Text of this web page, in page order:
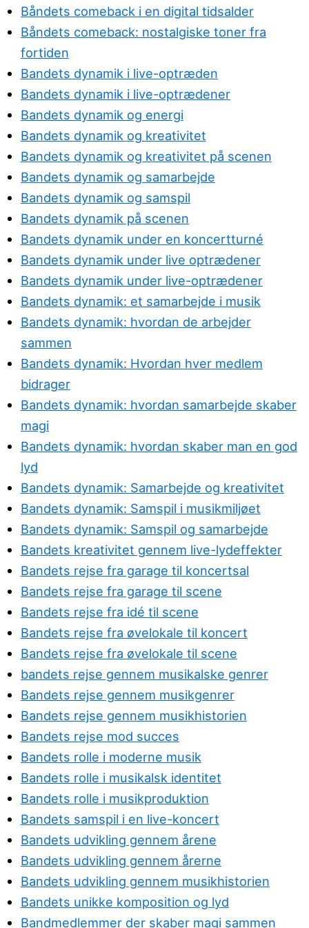
Båndets comeback i en digital tidsalder
Båndets comeback: nostalgiske toner fra
fortiden
Bandets dynamik i live-optræden
Bandets dynamik i live-optrædener
Bandets dynamik og energi
Bandets dynamik og kreativitet
Bandets dynamik og kreativitet på scenen
Bandets dynamik og samarbejde
Bandets dynamik og samspil
Bandets dynamik på scenen
Bandets dynamik under en koncertturné
Bandets dynamik under live optrædener
Bandets dynamik under live-optrædener
Bandets dynamik: et samarbejde i musik
Bandets dynamik: hvordan de arbejder
sammen
Bandets dynamik: Hvordan hver medlem
bidrager
Bandets dynamik: hvordan samarbejde skaber
magi
Bandets dynamik: hvordan skaber man en god
lyd
Bandets dynamik: Samarbejde og kreativitet
Bandets dynamik: Samspil i musikmiljøet
Bandets dynamik: Samspil og samarbejde
Bandets kreativitet gennem live-lydeffekter
Bandets rejse fra garage til koncertsal
Bandets rejse fra garage til scene
Bandets rejse fra idé til scene
Bandets rejse fra øvelokale til koncert
Bandets rejse fra øvelokale til scene
bandets rejse gennem musikalske genrer
Bandets rejse gennem musikgenrer
Bandets rejse gennem musikhistorien
Bandets rejse mod succes
Bandets rolle i moderne musik
Bandets rolle i musikalsk identitet
Bandets rolle i musikproduktion
Bandets samspil i en live-koncert
Bandets udvikling gennem årene
Bandets udvikling gennem årerne
Bandets udvikling gennem musikhistorien
Bandets unikke komposition og lyd
Bandmedlemmer der skaber magi sammen